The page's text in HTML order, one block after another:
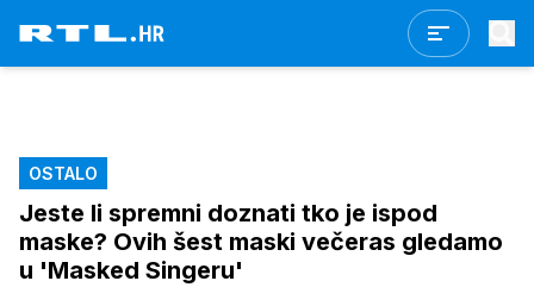
OSTALO
Jeste li spremni doznati tko je ispod
maske? Ovih šest maski večeras gledamo
u 'Masked Singeru'